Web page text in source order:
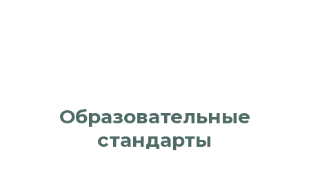
Образовательные
стандарты